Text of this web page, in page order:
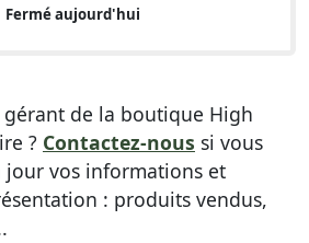
Fermé aujourd'hui
gérant de la boutique High
? Contactez-nous si vous
jour vos informations et
: produits vendus,